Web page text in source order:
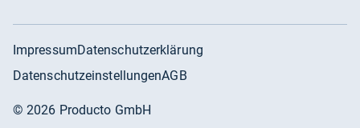
ImpressumDatenschutzerklärung
DatenschutzeinstellungenAGB
©2026 Producto GmbH